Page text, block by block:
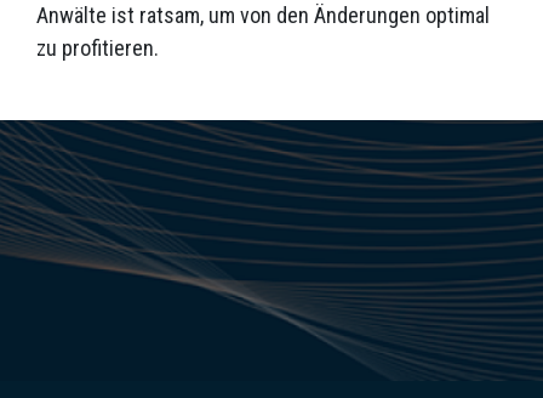
Anwälte ist ratsam, um von den Änderungen optimal
zu profitieren.